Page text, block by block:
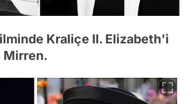
Kraliçe II. Elizabeth'i
Mirren.